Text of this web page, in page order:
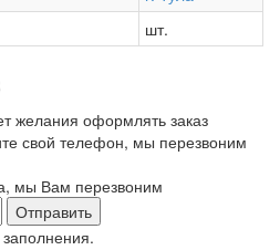
шт.
желания оформлять заказ
свой телефон, мы перезвоним
мы Вам перезвоним
Отправить